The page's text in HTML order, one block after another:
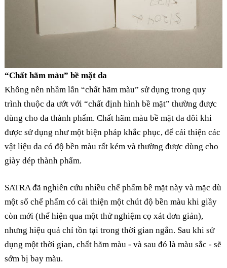
“Chất hãm màu” bề mặt da
Không nên nhầm lẫn “chất hãm màu” sử dụng trong quy
trình thuộc da ướt với “chất định hình bề mặt” thường được
dùng cho da thành phẩm. Chất hãm màu bề mặt da đôi khi
được sử dụng như một biện pháp khắc phục, để cải thiện các
vật liệu da có độ bền màu rất kém và thường được dùng cho
giày dép thành phẩm.
SATRA đã nghiên cứu nhiều chế phẩm bề mặt này và mặc dù
một số chế phẩm có cải thiện một chút độ bền màu khi giầy
còn mới (thể hiện qua một thử nghiệm cọ xát đơn giản),
nhưng hiệu quả chỉ tồn tại trong thời gian ngắn. Sau khi sử
dụng một thời gian, chất hãm màu - và sau đó là màu sắc - sẽ
sớm bị bay màu.